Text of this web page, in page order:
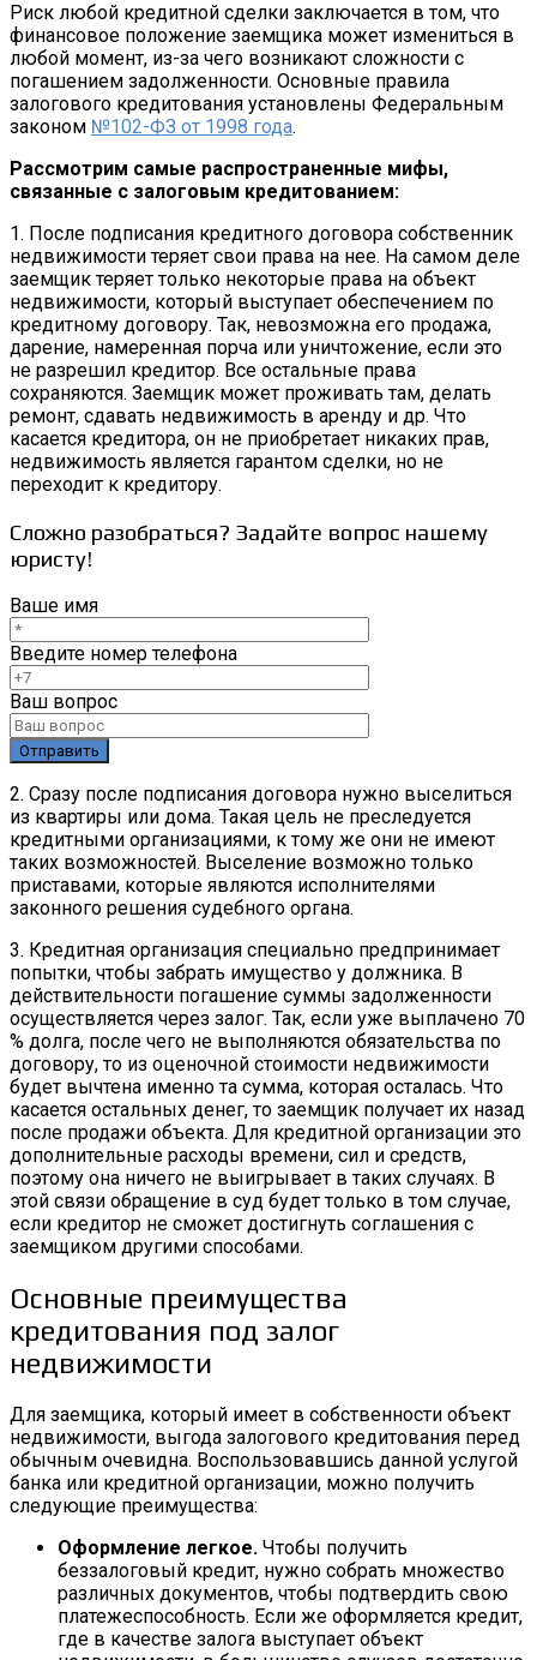
Риск любой кредитной сделки заключается в том, что
финансовое положение заемщика может измениться в
любой момент, из-за чего возникают сложности с
погашением задолженности. Основные правила
залогового кредитования установлены Федеральным
законом №102-ФЗ от 1998 года.
Рассмотрим самые распространенные мифы,
связанные с залоговым кредитованием:
1. После подписания кредитного договора собственник
недвижимости теряет свои права на нее. На самом деле
заемщик теряет только некоторые права на объект
недвижимости, который выступает обеспечением по
кредитному договору. Так, невозможна его продажа,
дарение, намеренная порча или уничтожение, если это
не разрешил кредитор. Все остальные права
сохраняются. Заемщик может проживать там, делать
ремонт, сдавать недвижимость в аренду и др. Что
касается кредитора, он не приобретает никаких прав,
недвижимость является гарантом сделки, но не
переходит к кредитору.
Сложно разобраться? Задайте вопрос нашему
юристу!
Ваше имя
Введите номер телефона
Ваш вопрос
2. Сразу после подписания договора нужно выселиться
из квартиры или дома. Такая цель не преследуется
кредитными организациями, к тому же они не имеют
таких возможностей. Выселение возможно только
приставами, которые являются исполнителями
законного решения судебного органа.
3. Кредитная организация специально предпринимает
попытки, чтобы забрать имущество у должника. В
действительности погашение суммы задолженности
осуществляется через залог. Так, если уже выплачено 70
% долга, после чего не выполняются обязательства по
договору, то из оценочной стоимости недвижимости
будет вычтена именно та сумма, которая осталась. Что
касается остальных денег, то заемщик получает их назад
после продажи объекта. Для кредитной организации это
дополнительные расходы времени, сил и средств,
поэтому она ничего не выигрывает в таких случаях. В
этой связи обращение в суд будет только в том случае,
если кредитор не сможет достигнуть соглашения с
заемщиком другими способами.
Основные преимущества
кредитования под залог
недвижимости
Для заемщика, который имеет в собственности объект
недвижимости, выгода залогового кредитования перед
обычным очевидна. Воспользовавшись данной услугой
банка или кредитной организации, можно получить
следующие преимущества:
Оформление легкое. Чтобы получить
беззалоговый кредит, нужно собрать множество
различных документов, чтобы подтвердить свою
платежеспособность. Если же оформляется кредит,
где в качестве залога выступает объект